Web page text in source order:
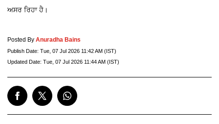
ਅਸਰ ਰਿਹਾ ਹੈ।
Posted By Anuradha Bains
Publish Date: Tue, 07 Jul 2026 11:42 AM (IST)
Updated Date: Tue, 07 Jul 2026 11:44 AM (IST)